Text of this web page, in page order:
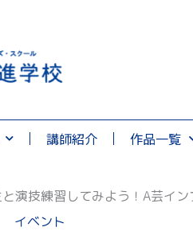
講師紹介 作品一覧
と演技練習してみよう！A芸イン
イベント